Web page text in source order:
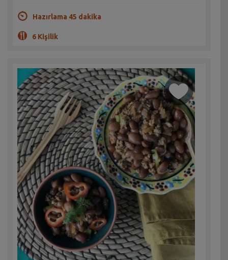
Hazırlama 45 dakika
6 Kişilik